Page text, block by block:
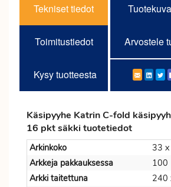
Tekniset tiedot
Toimitustiedot Arvostele
Kysy tuotteesta
Käsipyyhe Katrin C-fold
16 pkt säkki tuotetiedot
Arkinkoko
33
Arkkeja pakkauksessa
100
Arkki taitettuna
240